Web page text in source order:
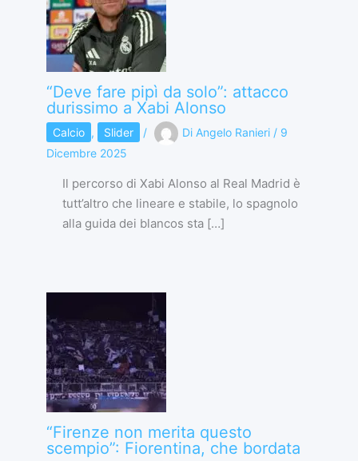
“Deve fare pipì da solo”: attacco
durissimo a Xabi Alonso
Calcio , Slider / Di Angelo Ranieri / 9
Dicembre 2025
Il percorso di Xabi Alonso al Real Madrid è
tutt’altro che lineare e stabile, lo spagnolo
alla guida dei blancos sta […]
“Firenze non merita questo
scempio”: Fiorentina, che bordata